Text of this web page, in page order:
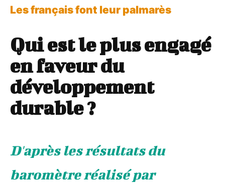
Les français font leur palmarès
Qui est le plus engagé
en faveur du
développement
durable ?
D'après les résultats du
baromètre réalisé par